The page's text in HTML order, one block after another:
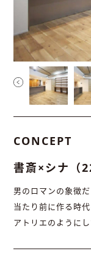
CONCEPT
書斎×シナ（
男のロマンの象徴
当たり前に作る時代
アトリエのように